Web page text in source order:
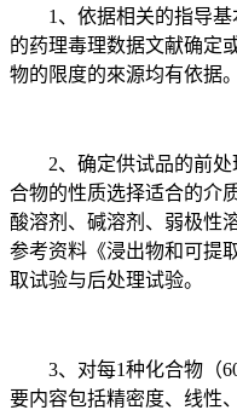
1、依据相关的指导基
的药理毒理数据文献确定
物的限度的來源均有依据。
2、确定供试品的前处
合物的性质选择适合的介
酸溶剂、碱溶剂、弱极性
参考资料《浸出物和可提
取试验与后处理试验。
3、对每1种化合物（60
要内容包括精密度、线性